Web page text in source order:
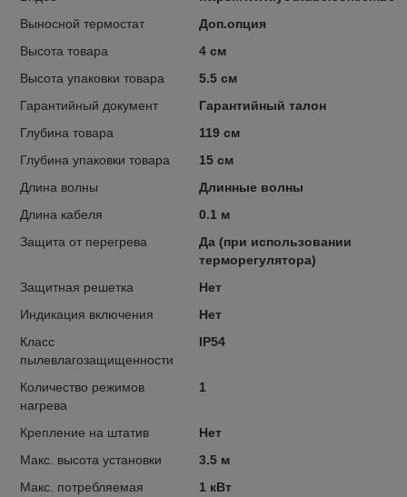
Выносной термостат
Доп.опция
Высота товара
4 см
Высота упаковки товара
5.5 см
Гарантийный документ
Гарантийный талон
Глубина товара
119 см
Глубина упаковки товара
15 см
Длина волны
Длинные волны
Длина кабеля
0.1 м
Защита от перегрева
Да (при использовании
терморегулятора)
Защитная решетка
Нет
Индикация включения
Нет
Класс
пылевлагозащищенности
IP54
Количество режимов
нагрева
1
Крепление на штатив
Нет
Макс. высота установки
3.5 м
Макс. потребляемая
1 кВт